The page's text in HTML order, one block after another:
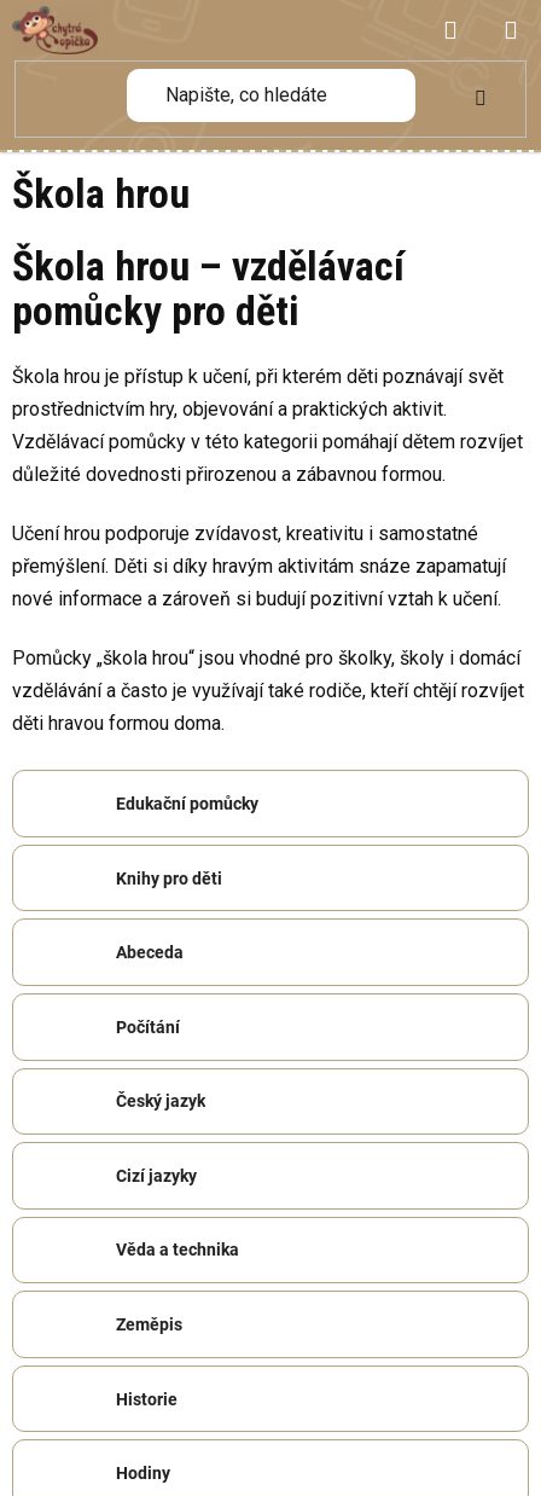
Přejít
na
obsah
KOŠÍK
Škola hrou
Škola hrou – vzdělávací
pomůcky pro děti
Škola hrou je přístup k učení, při kterém děti poznávají svět
prostřednictvím hry, objevování a praktických aktivit.
Vzdělávací pomůcky v této kategorii pomáhají dětem rozvíjet
důležité dovednosti přirozenou a zábavnou formou.
Učení hrou podporuje zvídavost, kreativitu i samostatné
přemýšlení. Děti si díky hravým aktivitám snáze zapamatují
nové informace a zároveň si budují pozitivní vztah k učení.
Pomůcky „škola hrou“ jsou vhodné pro školky, školy i domácí
vzdělávání a často je využívají také rodiče, kteří chtějí rozvíjet
děti hravou formou doma.
Edukační pomůcky
Knihy pro děti
Abeceda
Počítání
Český jazyk
Cizí jazyky
Věda a technika
Zeměpis
Historie
Hodiny